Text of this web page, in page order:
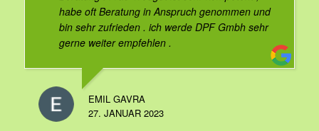
habe oft Beratung in Anspruch genommen und
bin sehr zufrieden . ich werde DPF Gmbh sehr
gerne weiter empfehlen .
EMIL GAVRA
27. JANUAR 2023